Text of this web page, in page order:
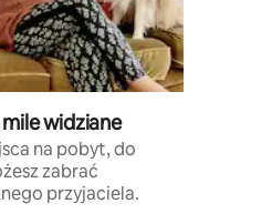
widziane
na pobyt, do
zabrać
przyjaciela.